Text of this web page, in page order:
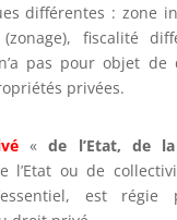
différentes : zone
(zonage), fiscalité
pas pour objet
privées.
« de l’Etat, de
l’Etat ou de
est régie